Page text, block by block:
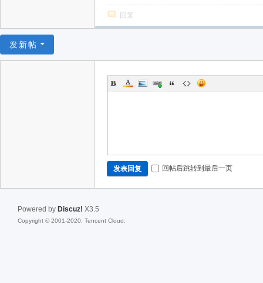
回复
发新帖
发表回复 回帖后跳转到最后一页
Powered by Discuz! X3.5
Copyright © 2001-2020, Tencent Cloud.